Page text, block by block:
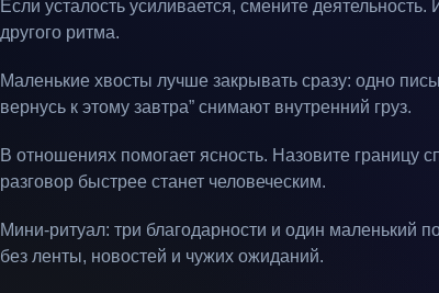
Если усталость усиливается, смените
другого ритма.
Маленькие хвосты лучше закрывать сразу: одно
вернусь к этому завтра” снимают внутренний груз.
В отношениях помогает ясность. Назовите границу
разговор быстрее станет человеческим.
Мини-ритуал: три благодарности и один маленький
без ленты, новостей и чужих ожиданий.